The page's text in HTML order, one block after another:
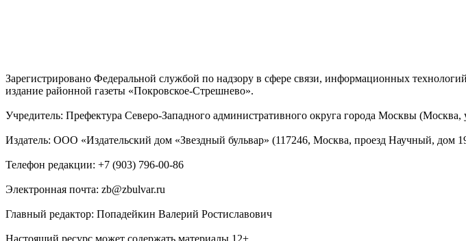
Зарегистрировано Федеральной службой по надзору в сфере связи, информационных
издание районной газеты «Покровское-Стрешнево».
Учредитель: Префектура Северо-Западного административного округа города Москвы
Издатель: ООО «Издательский дом «Звездный бульвар» (117246, Москва, проезд Научный, дом
Телефон редакции: +7 (903) 796-00-86
Электронная почта: zb@zbulvar.ru
Главный редактор: Попадейкин Валерий Ростиславович
Настоящий ресурс может содержать материалы 12+